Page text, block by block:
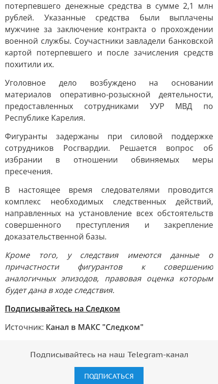
потерпевшего денежные средства в сумме 2,1 млн
рублей. Указанные средства были выплачены
мужчине за заключение контракта о прохождении
военной службы. Соучастники завладели банковской
картой потерпевшего и после зачисления средств
похитили их.
Уголовное дело возбуждено на основании
материалов оперативно-розыскной деятельности,
предоставленных сотрудниками УУР МВД по
Республике Карелия.
Фигуранты задержаны при силовой поддержке
сотрудников Росгвардии. Решается вопрос об
избрании в отношении обвиняемых меры
пресечения.
В настоящее время следователями проводится
комплекс необходимых следственных действий,
направленных на установление всех обстоятельств
совершенного преступления и закрепление
доказательственной базы.
Кроме того, у следствия имеются данные о
причастности фигурантов к совершению
аналогичных эпизодов, правовая оценка которым
будет дана в ходе следствия.
Подписывайтесь на Следком
Источник: Канал в МАКС "Следком"
Подписывайтесь на наш Telegram-канал
ПОДПИСАТЬСЯ